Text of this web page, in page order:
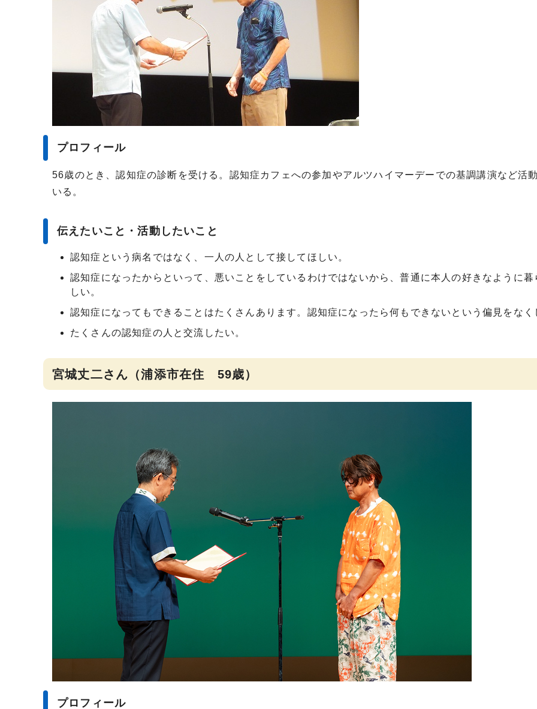
プロフィール
56歳のとき、認知症の診断を受ける。認知症カフェへの参加やアルツハイマーデーでの基調講演など活
いる。
伝えたいこと・活動したいこと
認知症という病名ではなく、一人の人として接してほしい。
認知症になったからといって、悪いことをしているわけではないから、普通に本人の好きなように暮
しい。
認知症になってもできることはたくさんあります。認知症になったら何もできないという偏見をなく
たくさんの認知症の人と交流したい。
宮城丈二さん（浦添市在住 59歳）
プロフィール